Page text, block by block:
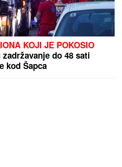
KOJI JE POKOSIO
do 48 sati
kod Šapca